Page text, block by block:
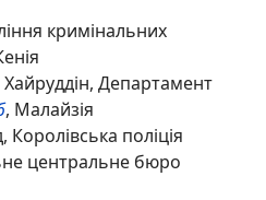
кримінальних
Департамент
, Малайзія
поліція
центральне бюро